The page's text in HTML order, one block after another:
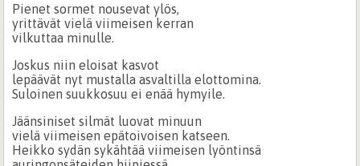
Pienet sormet nousevat ylös,
yrittävät vielä viimeisen kerran
vilkuttaa minulle.
Joskus niin eloisat kasvot
lepäävät nyt mustalla asvaltilla elottomina.
Suloinen suukkosuu ei enää hymyile.
Jäänsiniset silmät luovat minuun
vielä viimeisen epätoivoisen katseen.
Heikko sydän sykähtää viimeisen lyöntinsä